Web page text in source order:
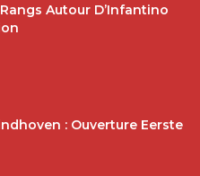
Autour D’Infantino
: Ouverture Eerste